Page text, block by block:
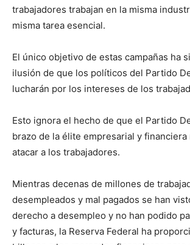
trabajadores trabajan en la misma
misma tarea esencial.
El único objetivo de estas campañas ha
ilusión de que los políticos del Partido
lucharán por los intereses de los
Esto ignora el hecho de que el Partido
brazo de la élite empresarial y
atacar a los trabajadores.
Mientras decenas de millones de
desempleados y mal pagados se han
derecho a desempleo y no han podido
y facturas, la Reserva Federal ha